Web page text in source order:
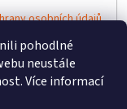
pohodlné
neustále
Více informací
osobních údajů